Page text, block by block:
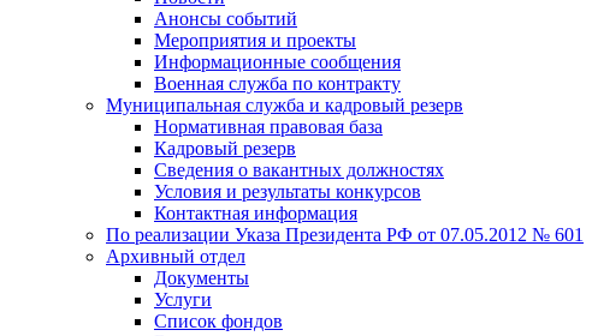
Анонсы событий
Мероприятия и проекты
Информационные сообщения
Военная служба по контракту
Муниципальная служба и кадровый резерв
Нормативная правовая база
Кадровый резерв
Сведения о вакантных должностях
Условия и результаты конкурсов
Контактная информация
По реализации Указа Президента РФ от 07.05.2012 № 601
Архивный отдел
Документы
Услуги
Список фондов